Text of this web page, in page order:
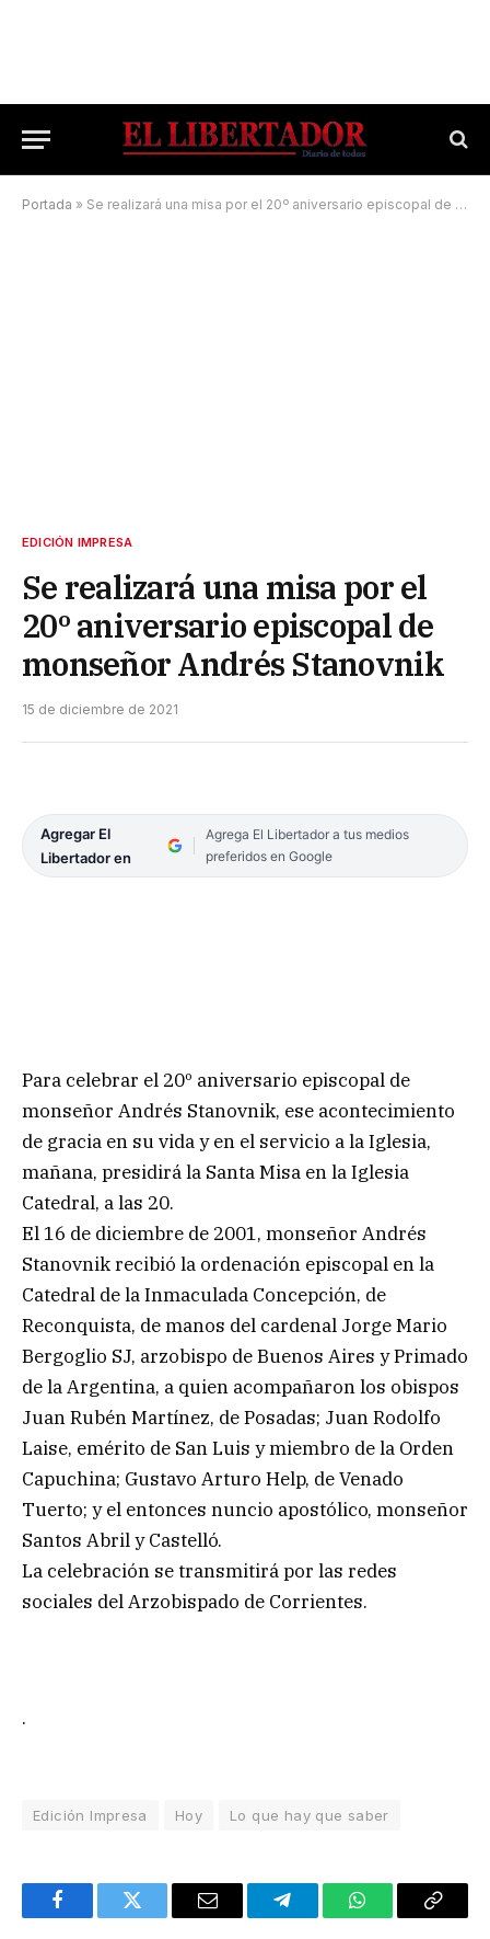
Portada » Se realizará una misa por el 20º aniversario episcopal de monseñor Andrés Stanovnik
EDICIÓN IMPRESA
Se realizará una misa por el
20º aniversario episcopal de
monseñor Andrés Stanovnik
15 de diciembre de 2021
Agregar El
Libertador en
Agrega El Libertador a tus medios
preferidos en Google
Para celebrar el 20º aniversario episcopal de
monseñor Andrés Stanovnik, ese acontecimiento
de gracia en su vida y en el servicio a la Iglesia,
mañana, presidirá la Santa Misa en la Iglesia
Catedral, a las 20.
El 16 de diciembre de 2001, monseñor Andrés
Stanovnik recibió la ordenación episcopal en la
Catedral de la Inmaculada Concepción, de
Reconquista, de manos del cardenal Jorge Mario
Bergoglio SJ, arzobispo de Buenos Aires y Primado
de la Argentina, a quien acompañaron los obispos
Juan Rubén Martínez, de Posadas; Juan Rodolfo
Laise, emérito de San Luis y miembro de la Orden
Capuchina; Gustavo Arturo Help, de Venado
Tuerto; y el entonces nuncio apostólico, monseñor
Santos Abril y Castelló.
La celebración se transmitirá por las redes
sociales del Arzobispado de Corrientes.
.
Edición Impresa Hoy Lo que hay que saber
FacebookTwitter Email TelegramWhatsAppCopy